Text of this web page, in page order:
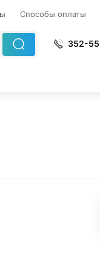
Способы оплаты
352-